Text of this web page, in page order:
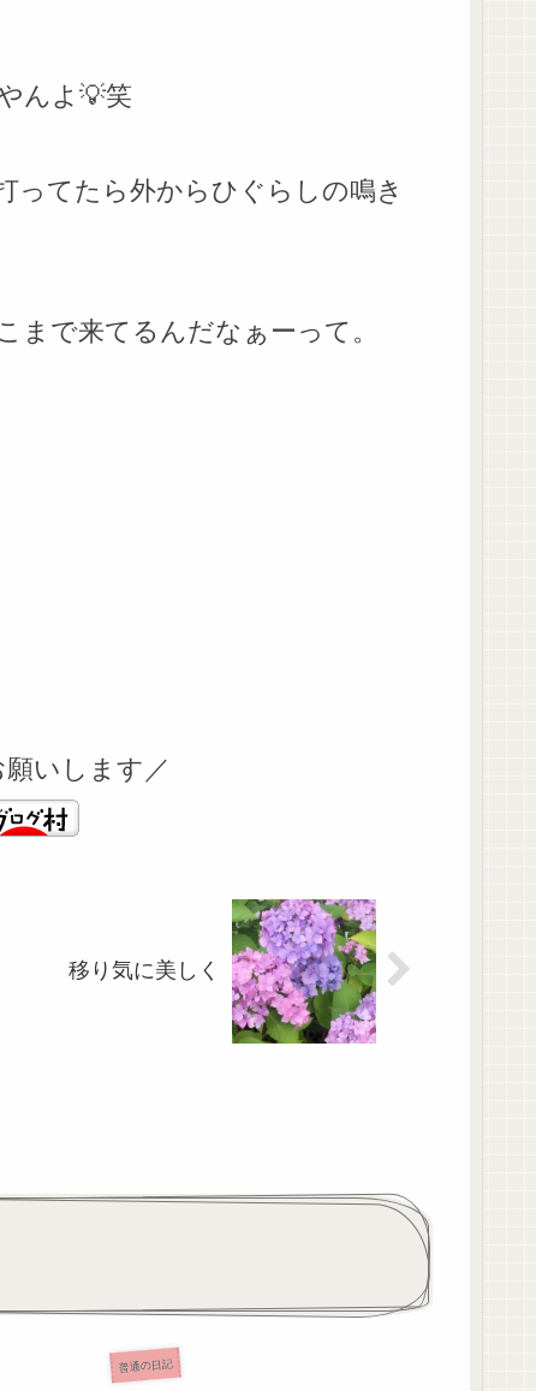
んよ💡笑
ってたら外からひぐらしの鳴き
まで来てるんだなぁーって。
いします／
移り気に美しく
普通の日記